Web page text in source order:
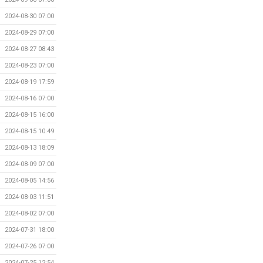
2024-08-30 07:00
2024-08-29 07:00
2024-08-27 08:43
2024-08-23 07:00
2024-08-19 17:59
2024-08-16 07:00
2024-08-15 16:00
2024-08-15 10:49
2024-08-13 18:09
2024-08-09 07:00
2024-08-05 14:56
2024-08-03 11:51
2024-08-02 07:00
2024-07-31 18:00
2024-07-26 07:00